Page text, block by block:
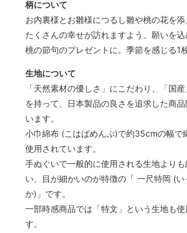
柄について
お内裏様とお雛様につるし雛や桃の花を
たくさんの幸せが訪れますよう、願いを込
桃の節句のプレゼントに。季節を感じる1
生地について
「天然素材の優しさ」にこだわり、「国
を持って、日本製品の良さを追求した商
います。
小巾綿布 (こはばめんぷ)で約35cmの幅で
使用されています。
手ぬぐいで一般的に使用される生地より
い、目が細かいのが特徴の「 一尺特岡 (
か)」です。
一部時感商品では「特文」という生地も使
す。